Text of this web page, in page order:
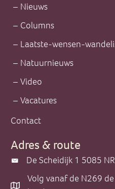
Nieuws
Columns
Laatste-wensen-
Natuurnieuws
Video
Vacatures
Contact
Adres & route
De Scheidijk 1 5085 NR
De Scheidijk 1 5085
Volg vanaf de N269